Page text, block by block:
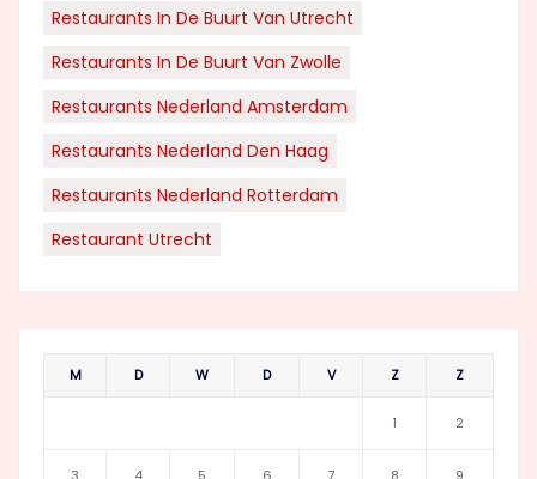
Restaurants In De Buurt Van Utrecht
Restaurants In De Buurt Van Zwolle
Restaurants Nederland Amsterdam
Restaurants Nederland Den Haag
Restaurants Nederland Rotterdam
Restaurant Utrecht
M D W D V Z Z
1 2